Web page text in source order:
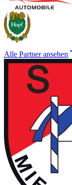
Alle Partner ansehen